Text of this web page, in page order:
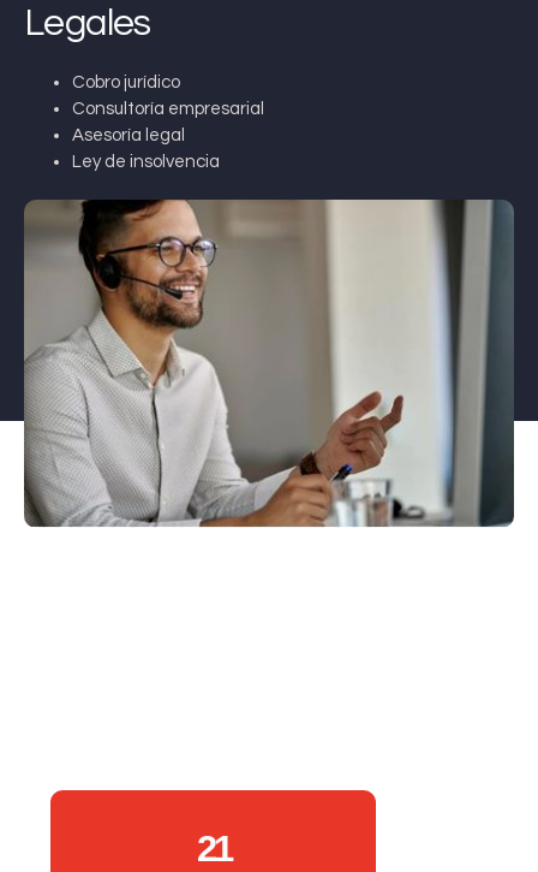
Legales
Cobro jurídico
Consultoría empresarial
Asesoría legal
Ley de insolvencia
21